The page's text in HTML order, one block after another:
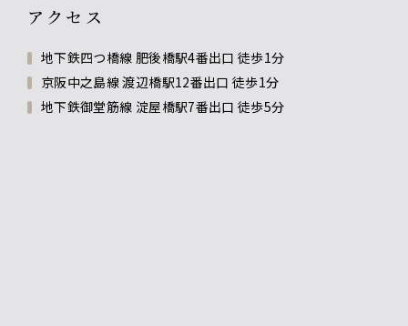
アクセス
地下鉄四つ橋線 肥後橋駅4番出口 徒歩1分
京阪中之島線 渡辺橋駅12番出口 徒歩1分
地下鉄御堂筋線 淀屋橋駅7番出口 徒歩5分